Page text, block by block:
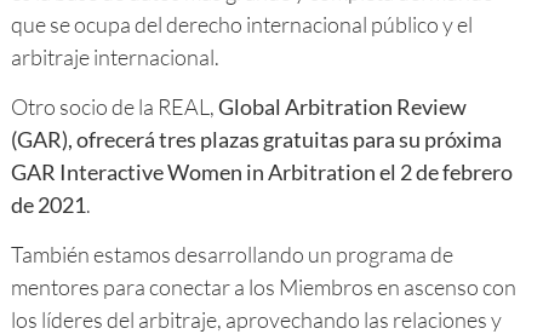
que se ocupa del derecho internacional público y el
arbitraje internacional.
Otro socio de la REAL,Global Arbitration Review
(GAR), ofrecerá tres plazas gratuitas para su próxima
GAR Interactive Women in Arbitration el 2 de febrero
de 2021.
También estamos desarrollando un programa de
mentores para conectar a los Miembros en ascenso con
los líderes del arbitraje, aprovechando las relaciones y